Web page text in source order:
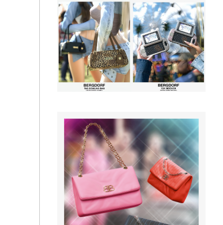
Сумка - Juno Bag❤️